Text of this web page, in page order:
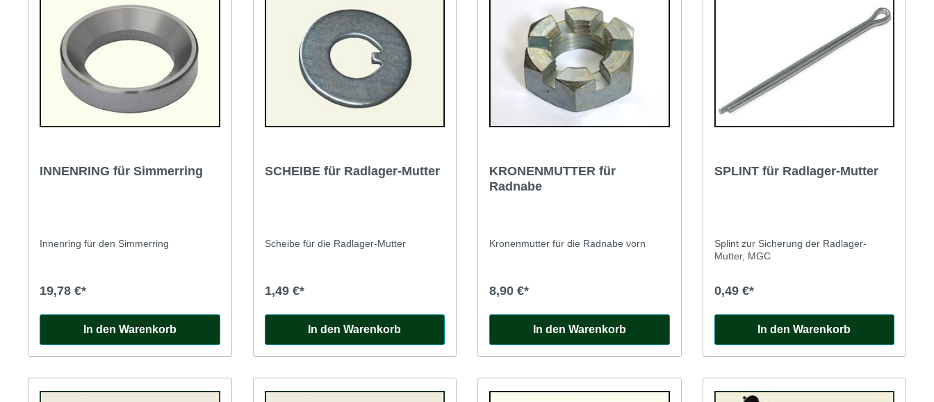
m. Das Axialspiel soll 0,05 bis
0,1mm betragen. Mehr Scheiben
vergrößern das Spiel, weniger Scheiben
verringern das Spiel. Diese
Einstellscheiben führen wir in drei
verschiedenen Stärken. Ist das korrekte
Spiel erreicht, Mutter im Bereich des
genannten Drehmomentes festziehen,
so dass ein Schlitz der Mutter mit der
lt.Werkstatthandbuch 5,5 bis 9,7 kg
m.Das Axialspiel soll 0,05 bis
0,1mm betragen. Mehr Scheiben
vergrößern das Spiel, weniger Scheiben
verringern das Spiel. Ist das korrekte
Spiel erreicht, Mutter im Bereich des
genannten Drehmomentes festziehen,
so dass ein Schlitz der Mutter mit der
INNENRING für Simmerring
Innenring für den Simmerring
19,78 €*
In den Warenkorb
SCHEIBE für Radlager-Mutter
Scheibe für die Radlager-Mutter
1,49 €*
In den Warenkorb
KRONENMUTTER für
Radnabe
Kronenmutter für die Radnabe vorn
8,90 €*
In den Warenkorb
SPLINT für Radlager-Mutter
Splint zur Sicherung der Radlager-
Mutter, MGC
0,49 €*
In den Warenkorb